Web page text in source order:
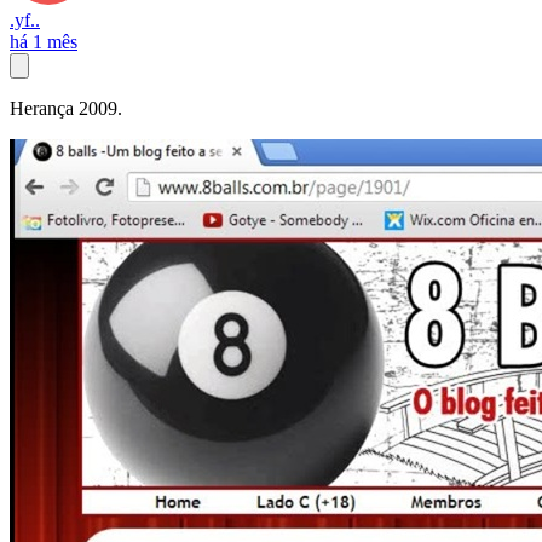
.yf..
há 1 mês
Herança 2009.